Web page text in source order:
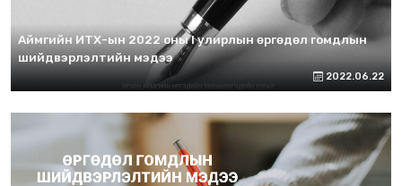
Аймгийн ИТХ-ын 2022 оны I улирлын өргөдөл гомдлын
шийдвэрлэлтийн мэдээ
2022.06.22